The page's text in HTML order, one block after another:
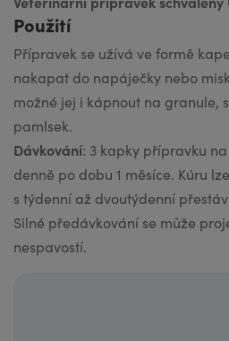
Použití
Přípravek se užívá ve formě
nakapat do napáječky nebo
možné jej i kápnout na granule,
pamlsek.
Dávkování: 3 kapky přípravku
denně po dobu 1 měsíce. Kúru
s týdenní až dvoutýdenní
Silné předávkování se může
nespavostí.